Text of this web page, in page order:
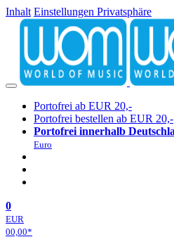
Inhalt Einstellungen Privatsphäre
Portofrei ab EUR 20,-
Portofrei bestellen ab EUR 20,-
Portofrei innerhalb
Euro
0
EUR
00,00*